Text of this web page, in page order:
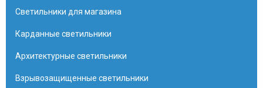
Светильники для магазина
Карданные светильники
Архитектурные светильники
Взрывозащищенные светильники